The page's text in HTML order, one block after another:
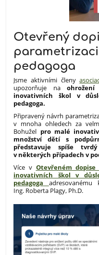
Otevřený
pedagoga
Jsme aktivními členy
upozorňuje na
inovativních škol v
pedagoga.
Připravený návrh
v mnoha ohledech za
Bohužel pro malé
množství dětí s
představuje spíše
v některých případech v
Více v Otevřeném
inovativních škol v
pedagoga
Ing. Roberta Plagy, Ph.D.